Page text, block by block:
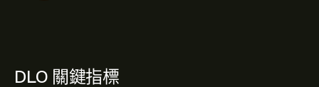
DLO 關鍵指標